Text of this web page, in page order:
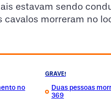
estavam sendo
morreram no
no
GRAVE!
Duas pessoas
369